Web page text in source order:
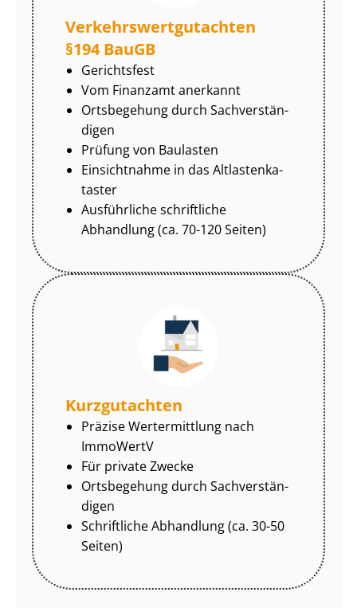
Ver­kehrs­wert­gut­ach­ten
§194 BauGB
Gerichtsfest
Vom Finanzamt anerkannt
Ortsbegehung durch Sach­ver­stän­
di­gen
Prüfung von Baulasten
Einsichtnahme in das Alt­las­ten­ka­
tas­ter
Ausführliche schriftliche
Abhandlung (ca. 70-120 Seiten)
Kurzgutachten
Präzise Wertermittlung nach
ImmoWertV
Für private Zwecke
Ortsbegehung durch Sach­ver­stän­
di­gen
Schriftliche Abhandlung (ca. 30-50
Seiten)